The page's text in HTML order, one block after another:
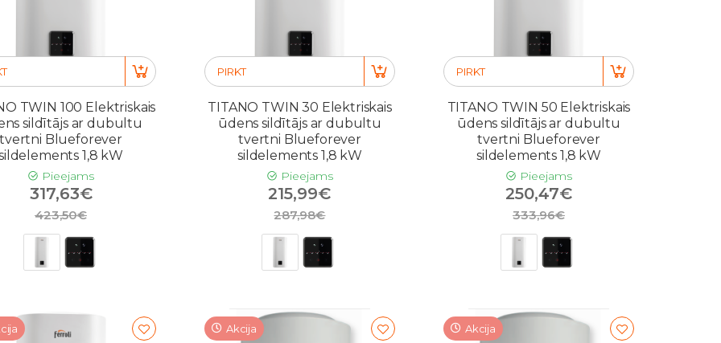
TWIN 100 Elektriskais
sildītājs ar dubultu
tvertni Blueforever
1,8 kW
Pieejams
317,63€
423,50€
PIRKT
TITANO TWIN 30 Elektriskais
ūdens sildītājs ar dubultu
tvertni Blueforever
sildelements 1,8 kW
Pieejams
215,99€
287,98€
PIRKT
TITANO TWIN 50 Elektriskais
ūdens sildītājs ar dubultu
tvertni Blueforever
sildelements 1,8 kW
Pieejams
250,47€
333,96€
Akcija Akcija